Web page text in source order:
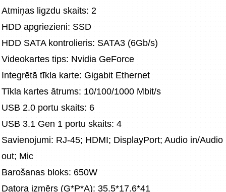
Atmiņas ligzdu skaits: 2
HDD apgriezieni: SSD
HDD SATA kontrolieris: SATA3 (6Gb/s)
Videokartes tips: Nvidia GeForce
Integrētā tīkla karte: Gigabit Ethernet
Tīkla kartes ātrums: 10/100/1000 Mbit/s
USB 2.0 portu skaits: 6
USB 3.1 Gen 1 portu skaits: 4
Savienojumi: RJ-45; HDMI; DisplayPort; Audio in/Audio
out; Mic
Barošanas bloks: 650W
Datora izmērs (G*P*A): 35.5*17.6*41